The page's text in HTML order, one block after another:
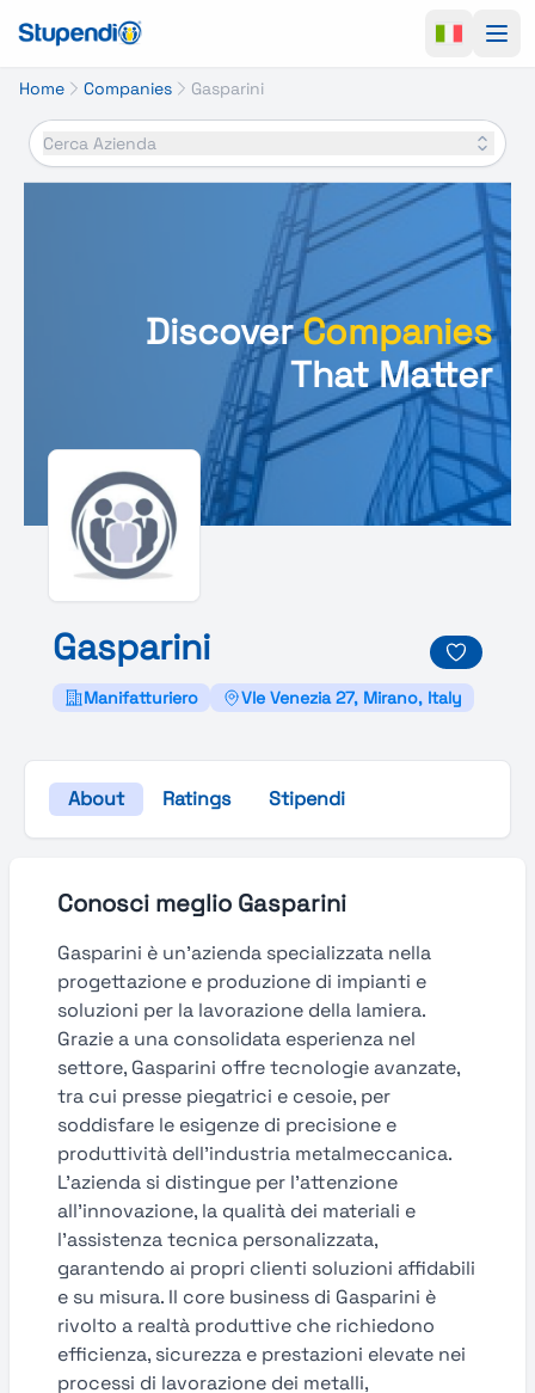
Home Companies Gasparini
Cerca Azienda
DiscoverCompanies
That Matter
Gasparini
Manifatturiero Vle Venezia 27, Mirano, Italy
About Ratings Stipendi
Conosci meglio Gasparini
Gasparini è un’azienda specializzata nella
progettazione e produzione di impianti e
soluzioni per la lavorazione della lamiera.
Grazie a una consolidata esperienza nel
settore, Gasparini offre tecnologie avanzate,
tra cui presse piegatrici e cesoie, per
soddisfare le esigenze di precisione e
produttività dell’industria metalmeccanica.
L’azienda si distingue per l’attenzione
all’innovazione, la qualità dei materiali e
l’assistenza tecnica personalizzata,
garantendo ai propri clienti soluzioni affidabili
e su misura. Il core business di Gasparini è
rivolto a realtà produttive che richiedono
efficienza, sicurezza e prestazioni elevate nei
processi di lavorazione dei metalli,